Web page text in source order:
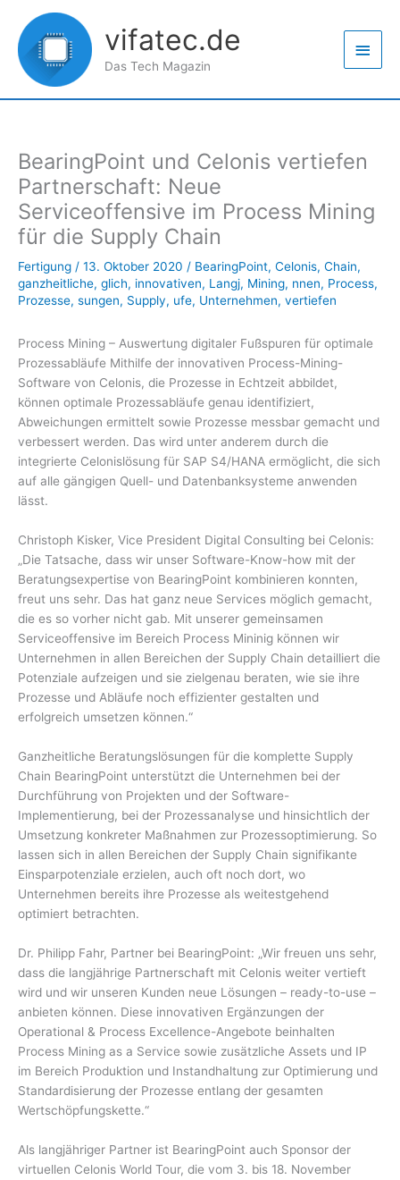
Inhalt
springen
vifatec.de
Das Tech Magazin
BearingPoint und Celonis vertiefen
Partnerschaft: Neue
Serviceoffensive im Process Mining
für die Supply Chain
Fertigung / 13. Oktober 2020 / BearingPoint, Celonis, Chain,
ganzheitliche, glich, innovativen, Langj, Mining, nnen, Process,
Prozesse, sungen, Supply, ufe, Unternehmen, vertiefen
Process Mining – Auswertung digitaler Fußspuren für optimale
Prozessabläufe Mithilfe der innovativen Process-Mining-
Software von Celonis, die Prozesse in Echtzeit abbildet,
können optimale Prozessabläufe genau identifiziert,
Abweichungen ermittelt sowie Prozesse messbar gemacht und
verbessert werden. Das wird unter anderem durch die
integrierte Celonislösung für SAP S4/HANA ermöglicht, die sich
auf alle gängigen Quell- und Datenbanksysteme anwenden
lässt.
Christoph Kisker, Vice President Digital Consulting bei Celonis:
„Die Tatsache, dass wir unser Software-Know-how mit der
Beratungsexpertise von BearingPoint kombinieren konnten,
freut uns sehr. Das hat ganz neue Services möglich gemacht,
die es so vorher nicht gab. Mit unserer gemeinsamen
Serviceoffensive im Bereich Process Mininig können wir
Unternehmen in allen Bereichen der Supply Chain detailliert die
Potenziale aufzeigen und sie zielgenau beraten, wie sie ihre
Prozesse und Abläufe noch effizienter gestalten und
erfolgreich umsetzen können.“
Ganzheitliche Beratungslösungen für die komplette Supply
Chain BearingPoint unterstützt die Unternehmen bei der
Durchführung von Projekten und der Software-
Implementierung, bei der Prozessanalyse und hinsichtlich der
Umsetzung konkreter Maßnahmen zur Prozessoptimierung. So
lassen sich in allen Bereichen der Supply Chain signifikante
Einsparpotenziale erzielen, auch oft noch dort, wo
Unternehmen bereits ihre Prozesse als weitestgehend
optimiert betrachten.
Dr. Philipp Fahr, Partner bei BearingPoint: „Wir freuen uns sehr,
dass die langjährige Partnerschaft mit Celonis weiter vertieft
wird und wir unseren Kunden neue Lösungen – ready-to-use –
anbieten können. Diese innovativen Ergänzungen der
Operational & Process Excellence-Angebote beinhalten
Process Mining as a Service sowie zusätzliche Assets und IP
im Bereich Produktion und Instandhaltung zur Optimierung und
Standardisierung der Prozesse entlang der gesamten
Wertschöpfungskette.“
Als langjähriger Partner ist BearingPoint auch Sponsor der
virtuellen Celonis World Tour, die vom 3. bis 18. November